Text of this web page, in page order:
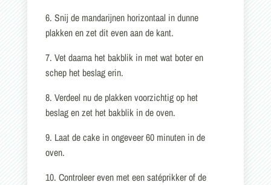
6. Snij de mandarijnen horizontaal in dunne
plakken en zet dit even aan de kant.
7. Vet daarna het bakblik in met wat boter en
schep het beslag erin.
8. Verdeel nu de plakken voorzichtig op het
beslag en zet het bakblik in de oven.
9. Laat de cake in ongeveer 60 minuten in de
oven.
10. Controleer even met een satéprikker of de